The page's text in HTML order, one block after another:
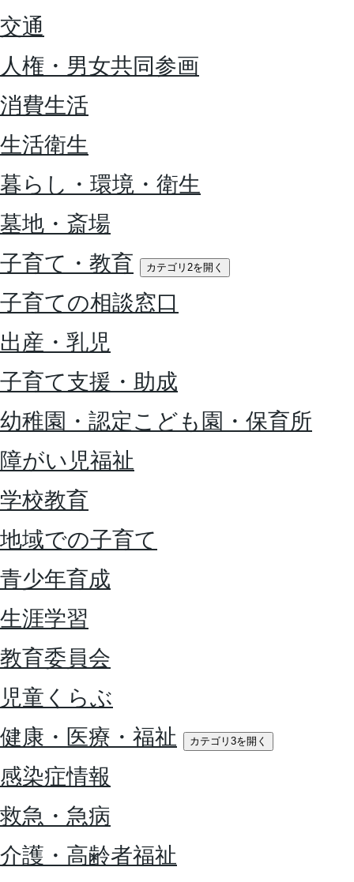
交通
人権・男女共同参画
消費生活
生活衛生
暮らし・環境・衛生
墓地・斎場
子育て・教育
カテゴリ2を開く
子育ての相談窓口
出産・乳児
子育て支援・助成
幼稚園・認定こども園・保育所
障がい児福祉
学校教育
地域での子育て
青少年育成
生涯学習
教育委員会
児童くらぶ
健康・医療・福祉
カテゴリ3を開く
感染症情報
救急・急病
介護・高齢者福祉